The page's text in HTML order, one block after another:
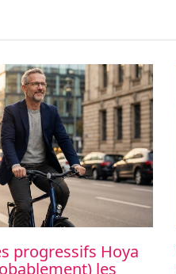
progressifs Hoya
les